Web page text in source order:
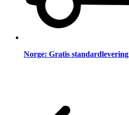
Norge: Gratis standardlevering